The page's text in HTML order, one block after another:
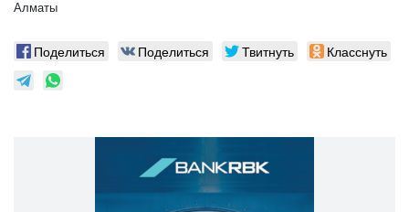
Алматы
Поделиться Поделиться Твитнуть Класснуть